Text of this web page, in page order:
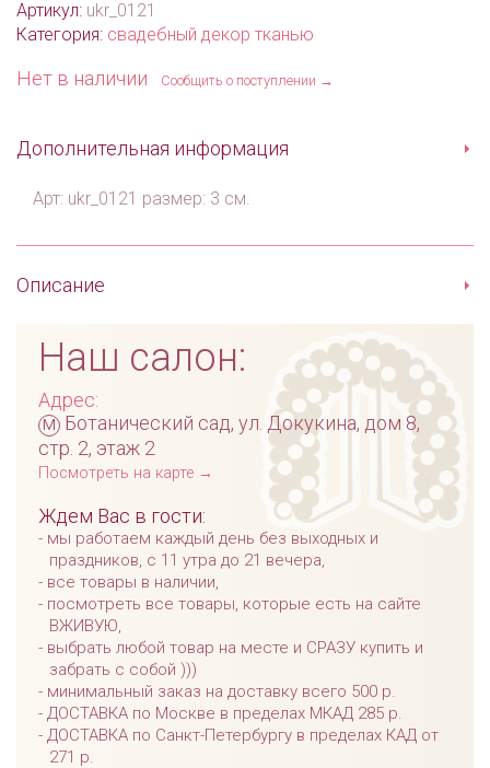
Артикул: ukr_0121
Категория: свадебный декор тканью
Нет в наличии Сообщить о поступлении →
Дополнительная информация
Арт: ukr_0121 размер: 3 см.
Описание
Наш салон:
Адрес:
м Ботанический сад, ул. Докукина, дом 8,
стр. 2, этаж 2
Посмотреть на карте →
Ждем Вас в гости:
мы работаем каждый день без выходных и
праздников, с 11 утра до 21 вечера,
все товары в наличии,
посмотреть все товары, которые есть на сайте
ВЖИВУЮ,
выбрать любой товар на месте и СРАЗУ купить и
забрать с собой )))
минимальный заказ на доставку всего 500 р.
ДОСТАВКА по Москве в пределах МКАД 285 р.
ДОСТАВКА по Санкт-Петербургу в пределах КАД от
271 р.